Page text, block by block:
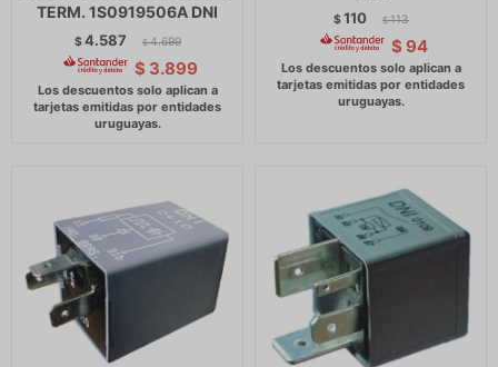
TERM. 1S0919506A DNI
$4.587 $ 4.699
$ 3.899
$110 $ 113
$ 94